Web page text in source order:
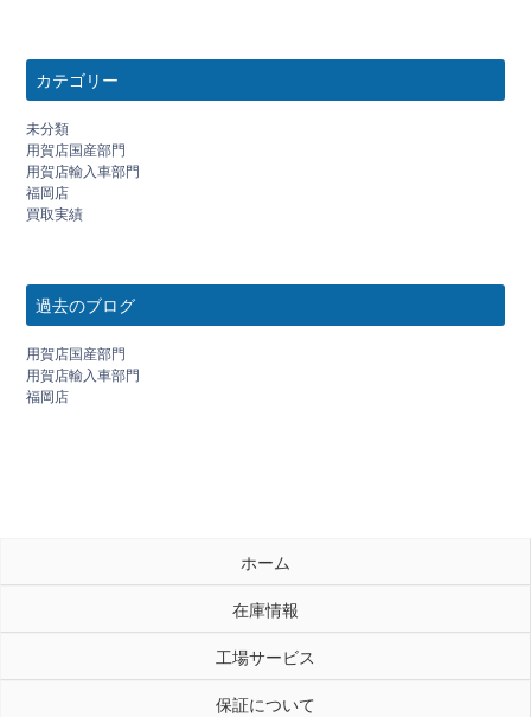
カテゴリー
未分類
用賀店国産部門
用賀店輸入車部門
福岡店
買取実績
過去のブログ
用賀店国産部門
用賀店輸入車部門
福岡店
ホーム
在庫情報
工場サービス
保証について